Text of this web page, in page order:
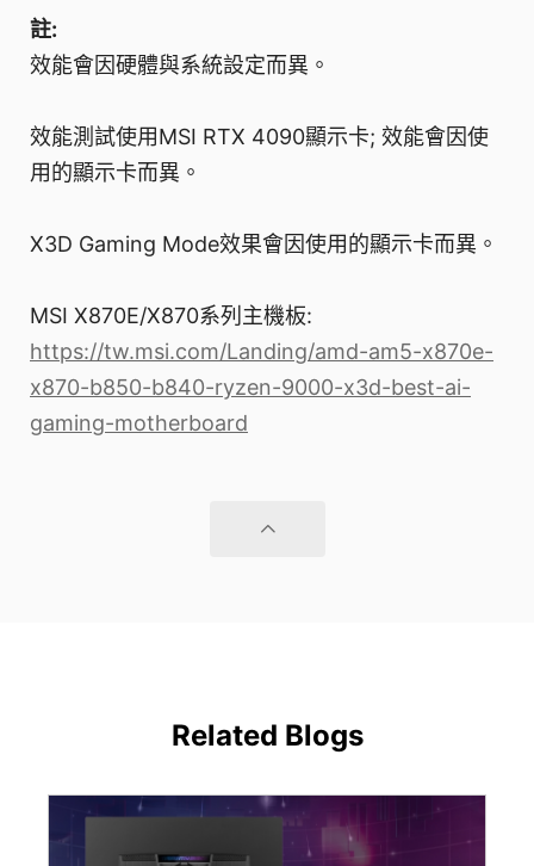
註:
效能會因硬體與系統設定而異。
效能測試使用MSI RTX 4090顯示卡; 效能會因使
用的顯示卡而異。
X3D Gaming Mode效果會因使用的顯示卡而異。
MSI X870E/X870系列主機板:
https://tw.msi.com/Landing/amd-am5-x870e-
x870-b850-b840-ryzen-9000-x3d-best-ai-
gaming-motherboard
Related Blogs